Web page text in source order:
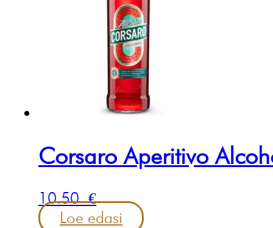
Corsaro Aperitivo
10.50€
Loe edasi